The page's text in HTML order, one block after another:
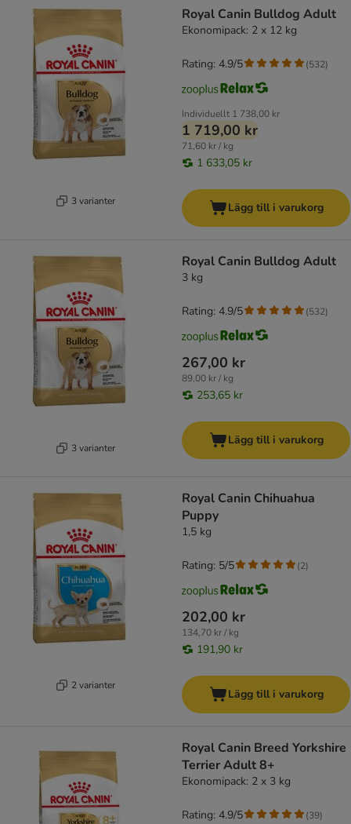
3 varianter
Royal Canin Bulldog Adult
Ekonomipack: 2 x 12 kg
Individuellt 1 738,00 kr
1 719,00 kr
71,60 kr / kg
1 633,05 kr
Rating: 4.9/5 (532)
Lägg till i varukorg
3 varianter
Royal Canin Bulldog Adult
3 kg
267,00 kr
89,00 kr / kg
253,65 kr
Rating: 4.9/5 (532)
Lägg till i varukorg
2 varianter
Royal Canin Chihuahua
Puppy
1,5 kg
202,00 kr
134,70 kr / kg
191,90 kr
Rating: 5/5 (2)
Lägg till i varukorg
Royal Canin Breed Yorkshire
Terrier Adult 8+
Ekonomipack: 2 x 3 kg
Rating: 4.9/5 (39)